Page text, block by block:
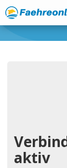
aktiv